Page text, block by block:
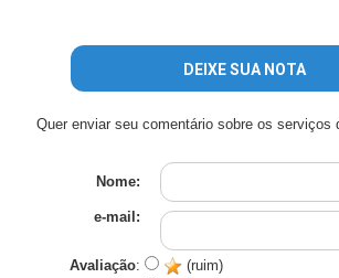
DEIXE SUA NOTA
Quer enviar seu comentário sobre os serviços
Nome:
e-mail:
Avaliação:
(ruim)